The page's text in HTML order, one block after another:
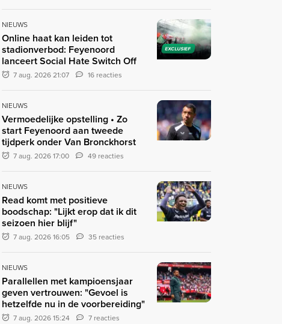
EXCLUSIEF
NIEUWS
Online haat kan leiden tot
stadionverbod: Feyenoord
lanceert Social Hate Switch Off
7 aug. 2026 21:07 16 reacties
NIEUWS
Vermoedelijke opstelling • Zo
start Feyenoord aan tweede
tijdperk onder Van Bronckhorst
7 aug. 2026 17:00 49 reacties
NIEUWS
Read komt met positieve
boodschap: "Lijkt erop dat ik dit
seizoen hier blijf"
7 aug. 2026 16:05 35 reacties
NIEUWS
Parallellen met kampioensjaar
geven vertrouwen: "Gevoel is
hetzelfde nu in de voorbereiding"
7 aug. 2026 15:24 7 reacties